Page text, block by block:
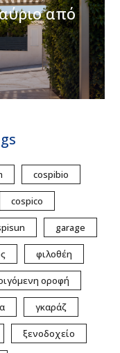
από
cospibio
cospico
garage
φιλοθέη
οροφή
γκαράζ
ξενοδοχείο